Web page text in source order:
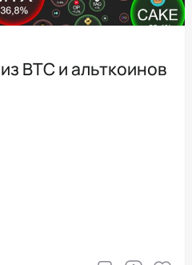
BTC и альткоинов